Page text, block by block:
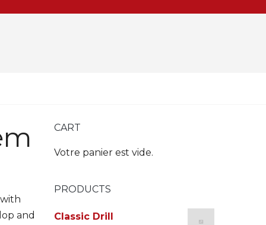
and
CART
Votre panier est vide.
PRODUCTS
Classic Drill